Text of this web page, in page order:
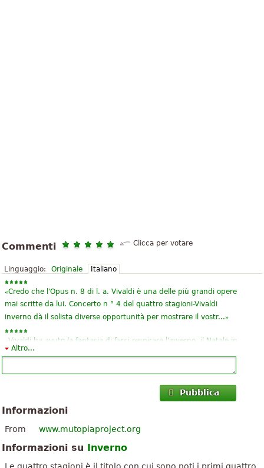
Commenti Clicca per votare
Linguaggio: Originale Italiano
«Credo che l'Opus n. 8 di l. a. Vivaldi è una delle più grandi opere
mai scritte da lui. Concerto n ° 4 del quattro stagioni-Vivaldi
inverno dà il solista diverse opportunità per mostrare il vostr...»
Vivaldi ha avuto la fantasia di farci respirare l'inverno, il Natale in
quanto caduta di fiocchi di neve, e la melodia del primo violino,
quasi piangere quando ho sentito questa canzone, lei è
Se sapessi come a suonare il violino, senza dubbio questo
sarebbe il mio preferito!!!!
« Sto studiando il terzo periodo del violino, come musica classica e
Altro...
Pubblica
Informazioni
From www.mutopiaproject.org
Informazioni su Inverno
Le quattro stagioni è il titolo con cui sono noti i primi quattro